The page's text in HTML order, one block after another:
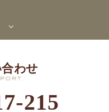
わせ
215